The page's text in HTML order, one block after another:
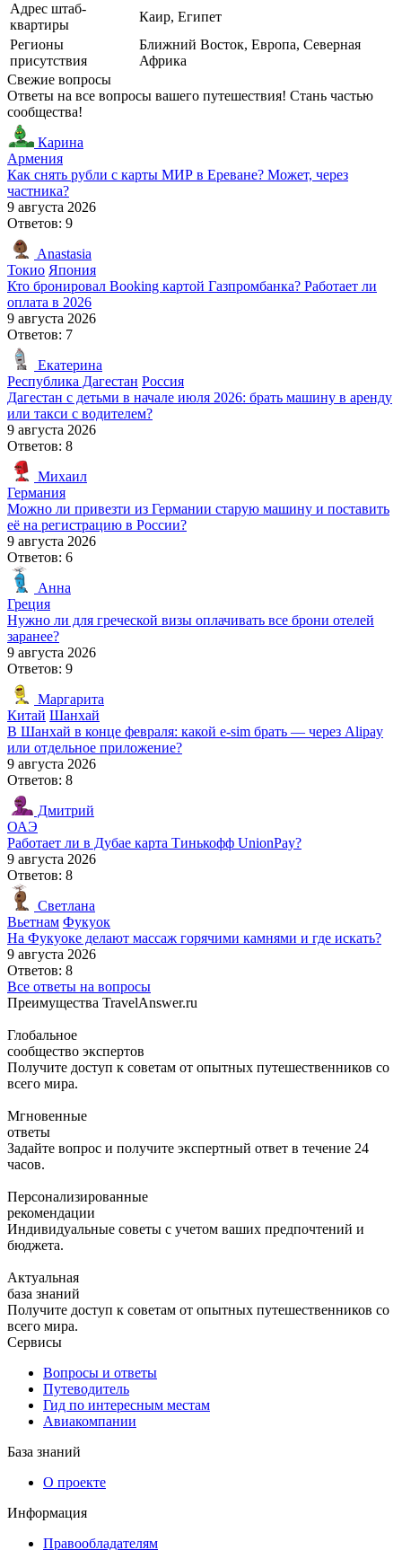
Адрес штаб-
квартиры
Каир, Египет
Регионы
присутствия
Ближний Восток, Европа, Северная
Африка
Свежие вопросы
Ответы на все вопросы вашего путешествия! Стань частью
сообщества!
Карина
Армения
Как снять рубли с карты МИР в Ереване? Может, через
частника?
9 августа 2026
Ответов: 9
Anastasia
Токио Япония
Кто бронировал Booking картой Газпромбанка? Работает ли
оплата в 2026
9 августа 2026
Ответов: 7
Екатерина
Республика Дагестан Россия
Дагестан с детьми в начале июля 2026: брать машину в аренду
или такси с водителем?
9 августа 2026
Ответов: 8
Михаил
Германия
Можно ли привезти из Германии старую машину и поставить
её на регистрацию в России?
9 августа 2026
Ответов: 6
Анна
Греция
Нужно ли для греческой визы оплачивать все брони отелей
заранее?
9 августа 2026
Ответов: 9
Маргарита
Китай Шанхай
В Шанхай в конце февраля: какой e-sim брать — через Alipay
или отдельное приложение?
9 августа 2026
Ответов: 8
Дмитрий
ОАЭ
Работает ли в Дубае карта Тинькофф UnionPay?
9 августа 2026
Ответов: 8
Светлана
Вьетнам Фукуок
На Фукуоке делают массаж горячими камнями и где искать?
9 августа 2026
Ответов: 8
Все ответы на вопросы
Преимущества TravelAnswer.ru
Глобальное
сообщество экспертов
Получите доступ к советам от опытных путешественников со
всего мира.
Мгновенные
ответы
Задайте вопрос и получите экспертный ответ в течение 24
часов.
Персонализированные
рекомендации
Индивидуальные советы с учетом ваших предпочтений и
бюджета.
Актуальная
база знаний
Получите доступ к советам от опытных путешественников со
всего мира.
Сервисы
Вопросы и ответы
Путеводитель
Гид по интересным местам
Авиакомпании
База знаний
О проекте
Информация
Правообладателям